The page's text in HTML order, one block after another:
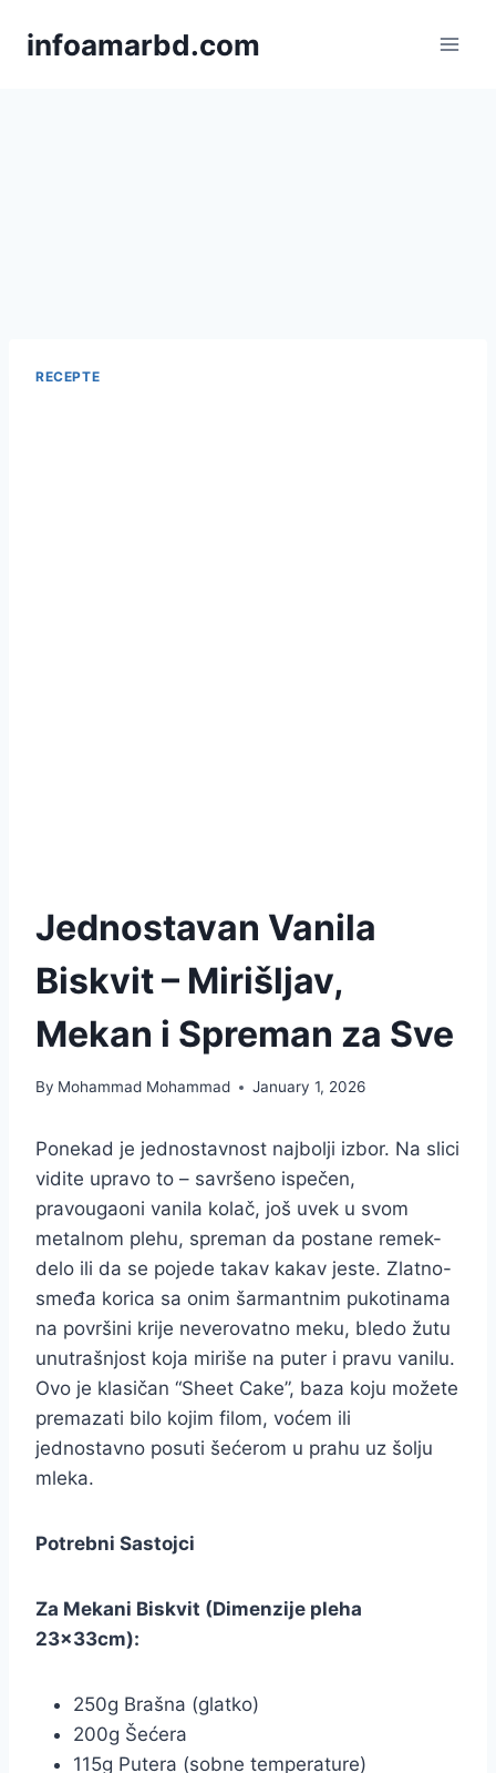
infoamarbd.com
RECEPTE
Jednostavan Vanila
Biskvit – Mirišljav,
Mekan i Spreman za Sve
By Mohammad Mohammad January 1, 2026
Ponekad je jednostavnost najbolji izbor. Na slici
vidite upravo to – savršeno ispečen,
pravougaoni vanila kolač, još uvek u svom
metalnom plehu, spreman da postane remek-
delo ili da se pojede takav kakav jeste. Zlatno-
smeđa korica sa onim šarmantnim pukotinama
na površini krije neverovatno meku, bledo žutu
unutrašnjost koja miriše na puter i pravu vanilu.
Ovo je klasičan “Sheet Cake”, baza koju možete
premazati bilo kojim filom, voćem ili
jednostavno posuti šećerom u prahu uz šolju
mleka.
Potrebni Sastojci
Za Mekani Biskvit (Dimenzije pleha
23x33cm):
250g Brašna (glatko)
200g Šećera
115g Putera (sobne temperature)